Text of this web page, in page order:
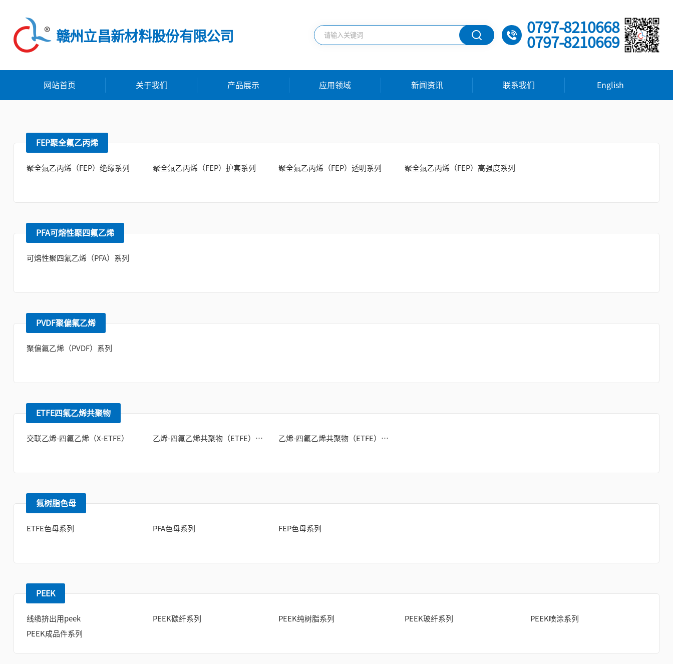
赣州立昌新材料股份有限公司
0797-8210668
0797-8210669
网站首页 关于我们 产品展示 应用领域 新闻资讯 联系我们 English
FEP聚全氟乙丙烯
聚全氟乙丙烯（FEP）绝缘系列 聚全氟乙丙烯（FEP）护套系列 聚全氟乙丙烯（FEP）透明系列 聚全氟乙丙烯（FEP）高强度系列
PFA可熔性聚四氟乙烯
可熔性聚四氟乙烯（PFA）系列
PVDF聚偏氟乙烯
聚偏氟乙烯（PVDF）系列
ETFE四氟乙烯共聚物
交联乙烯-四氟乙烯（X-ETFE） 乙烯-四氟乙烯共聚物（ETFE）系列 乙烯-四氟乙烯共聚物（ETFE）高透明系列
氟树脂色母
ETFE色母系列 PFA色母系列 FEP色母系列
PEEK
线缆挤出用peek PEEK碳纤系列 PEEK纯树脂系列 PEEK玻纤系列
PEEK喷涂系列
PEEK成品件系列